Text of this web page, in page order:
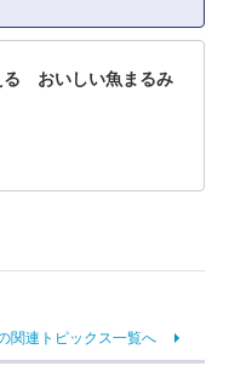
る おいしい魚まるみ
関連トピックス一覧へ